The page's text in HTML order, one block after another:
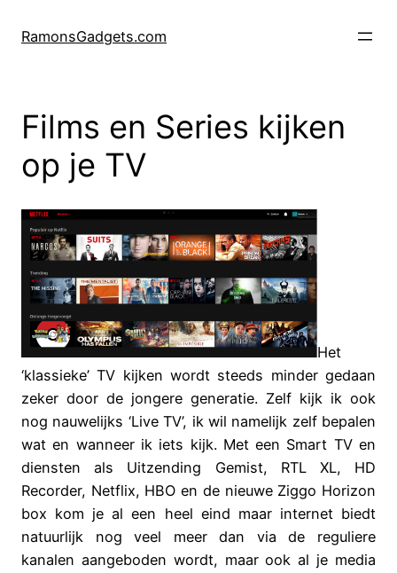
naarRamonsGadgets.com
Films en Series kijken
op je TV
Het
‘klassieke’ TV kijken wordt steeds minder gedaan
zeker door de jongere generatie. Zelf kijk ik ook
nog nauwelijks ‘Live TV’, ik wil namelijk zelf bepalen
wat en wanneer ik iets kijk. Met een Smart TV en
diensten als Uitzending Gemist, RTL XL, HD
Recorder, Netflix, HBO en de nieuwe Ziggo Horizon
box kom je al een heel eind maar internet biedt
natuurlijk nog veel meer dan via de reguliere
kanalen aangeboden wordt, maar ook al je media